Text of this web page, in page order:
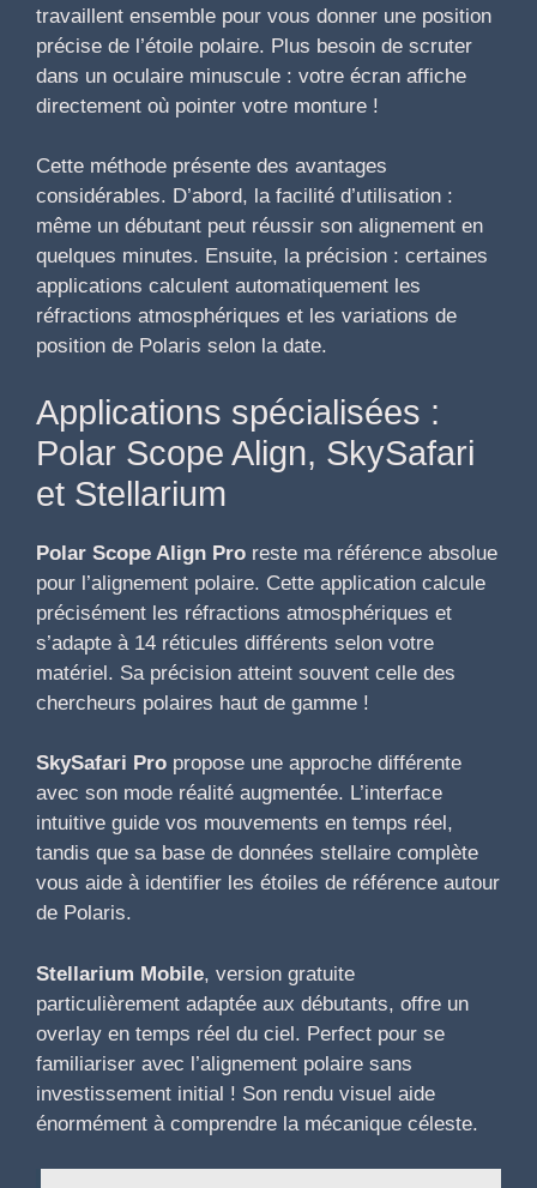
travaillent ensemble pour vous donner une position
précise de l’étoile polaire. Plus besoin de scruter
dans un oculaire minuscule : votre écran affiche
directement où pointer votre monture !
Cette méthode présente des avantages
considérables. D’abord, la facilité d’utilisation :
même un débutant peut réussir son alignement en
quelques minutes. Ensuite, la précision : certaines
applications calculent automatiquement les
réfractions atmosphériques et les variations de
position de Polaris selon la date.
Applications spécialisées :
Polar Scope Align, SkySafari
et Stellarium
Polar Scope Align Pro reste ma référence absolue
pour l’alignement polaire. Cette application calcule
précisément les réfractions atmosphériques et
s’adapte à 14 réticules différents selon votre
matériel. Sa précision atteint souvent celle des
chercheurs polaires haut de gamme !
SkySafari Pro propose une approche différente
avec son mode réalité augmentée. L’interface
intuitive guide vos mouvements en temps réel,
tandis que sa base de données stellaire complète
vous aide à identifier les étoiles de référence autour
de Polaris.
Stellarium Mobile, version gratuite
particulièrement adaptée aux débutants, offre un
overlay en temps réel du ciel. Perfect pour se
familiariser avec l’alignement polaire sans
investissement initial ! Son rendu visuel aide
énormément à comprendre la mécanique céleste.